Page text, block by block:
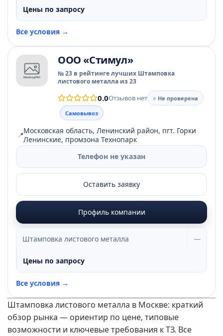
Цены по запросу
Все условия →
ООО «Стимул»
№ 23 в рейтинге лучших Штамповка
листового металла из 23
0.0Отзывов нет
○ Не проверена
Самовывоз
📍Московская область, Ленинский район, пгт. Горки
Ленинские, промзона Технопарк
Телефон не указан
Оставить заявку
Профиль компании
Штамповка листового металла —
Цены по запросу
Все условия →
Штамповка листового металла в Москве: краткий
обзор рынка — ориентир по цене, типовые
возможности и ключевые требования к ТЗ. Все